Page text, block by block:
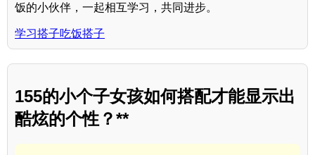
饭的小伙伴，一起相互学习，共同进步。
学习搭子吃饭搭子
155的小个子女孩如何搭配才能显示出
酷炫的个性？**